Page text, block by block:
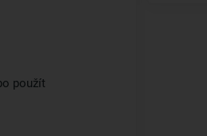
použít